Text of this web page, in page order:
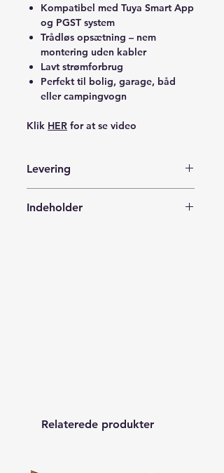
Kompatibel med Tuya Smart App
og PGST system
Trådløs opsætning – nem
montering uden kabler
Lavt strømforbrug
Perfekt til bolig, garage, båd
eller campingvogn
Klik HER for at se video
Levering
indpakning til din adresse, posthus,
Indeholder
Relaterede produkter